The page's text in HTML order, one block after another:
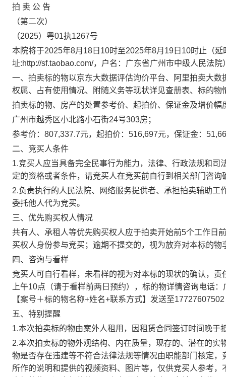
拍 卖 公 告
（第二次）
（2025）粤01执1267号
本院将于2025年8月 18 日 10时至2025年8月 19 日 10时止（延
址:http://sf.taobao.com/，户名：广东省广州市中级人民法
一、拍卖标的物以京东大数据评估询价平台、阿里拍卖大
权属、占有使用情况、附随义务等现状详见查册表、标的物
拍卖标的物、房产的处置参考价、起拍价、保证金及增价幅
广州市越秀区小北路小石街24号303房 ；
参考价： 807,337.7元，起拍价： 516,697元，保证金：
二、竞买人条件
1.竞买人应当具备完全民事行为能力，法律、行政法规和
定的资格或者条件，请竞买人在竞买前自行到相关部门咨询
2.负责执行的人民法院、网络服务提供者、承担拍卖辅助
委托他人代为竞买。
三、优先购买权人情况
共有人、承租人等优先购买权人应于拍卖开始前5个工作日
买权人身份参与竞买；逾期不提交的，视为放弃对本标的
四、咨询与看样
竞买人可自行看样，未看样的视为对本标的现状的确认，
上午10点（请于看样前两日预约），标的物详情咨询电话
【案号＋标的物名称+姓名+联系方式】发送至17727607502
五、特别提醒
1.本次拍卖标的物由案外人租用，因租赁合同签订时间晚于
2.本次拍卖标的物外观结构、内在质量，现存的、潜在的
物是否存在违建等不符合法律法规等情况由职能部门核定
所作的说明和提供的视频资料、图片等，仅供竞买人参考